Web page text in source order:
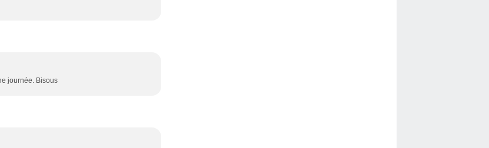
journée. Bisous